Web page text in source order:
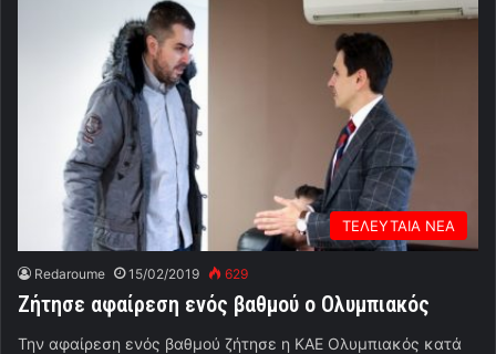
ΤΕΛΕΥΤΑΙΑ ΝΕΑ
Redaroume 15/02/2019 629
Ζήτησε αφαίρεση ενός βαθμού ο Ολυμπιακός
Την αφαίρεση ενός βαθμού ζήτησε η ΚΑΕ Ολυμπιακός κατά